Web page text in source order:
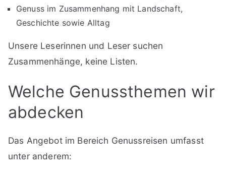
Genuss im Zusammenhang mit Landschaft,
Geschichte sowie Alltag
Unsere Leserinnen und Leser suchen
Zusammenhänge, keine Listen.
Welche Genussthemen wir
abdecken
Das Angebot im Bereich Genussreisen umfasst
unter anderem: